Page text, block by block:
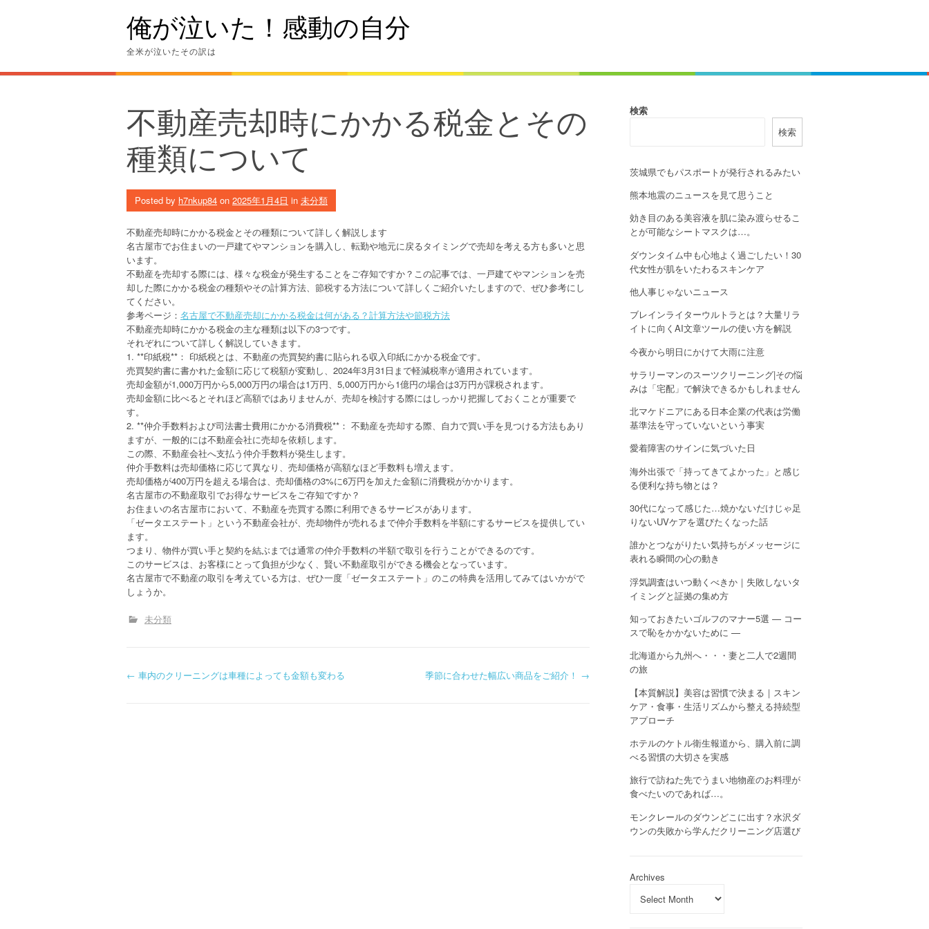
俺が泣いた！感動の自分
全米が泣いたその訳は
不動産売却時にかかる税金とその
種類について
Posted by h7nkup84 on 2025年1月4日 in 未分類
不動産売却時にかかる税金とその種類について詳しく解説します
名古屋市でお住まいの一戸建てやマンションを購入し、転勤や地元に戻るタイミングで売却を考える方も多いと思
います。
不動産を売却する際には、様々な税金が発生することをご存知ですか？この記事では、一戸建てやマンションを売
却した際にかかる税金の種類やその計算方法、節税する方法について詳しくご紹介いたしますので、ぜひ参考にし
てください。
参考ページ： 名古屋で不動産売却にかかる税金は何がある？計算方法や節税方法
不動産売却時にかかる税金の主な種類は以下の3つです。
それぞれについて詳しく解説していきます。
1. **印紙税**： 印紙税とは、不動産の売買契約書に貼られる収入印紙にかかる税金です。
売買契約書に書かれた金額に応じて税額が変動し、2024年3月31日まで軽減税率が適用されています。
売却金額が1,000万円から5,000万円の場合は1万円、5,000万円から1億円の場合は3万円が課税されます。
売却金額に比べるとそれほど高額ではありませんが、売却を検討する際にはしっかり把握しておくことが重要で
す。
2. **仲介手数料および司法書士費用にかかる消費税**： 不動産を売却する際、自力で買い手を見つける方法もあり
ますが、一般的には不動産会社に売却を依頼します。
この際、不動産会社へ支払う仲介手数料が発生します。
仲介手数料は売却価格に応じて異なり、売却価格が高額なほど手数料も増えます。
売却価格が400万円を超える場合は、売却価格の3%に6万円を加えた金額に消費税がかかります。
名古屋市の不動産取引でお得なサービスをご存知ですか？
お住まいの名古屋市において、不動産を売買する際に利用できるサービスがあります。
「ゼータエステート」という不動産会社が、売却物件が売れるまで仲介手数料を半額にするサービスを提供してい
ます。
つまり、物件が買い手と契約を結ぶまでは通常の仲介手数料の半額で取引を行うことができるのです。
このサービスは、お客様にとって負担が少なく、賢い不動産取引ができる機会となっています。
名古屋市で不動産の取引を考えている方は、ぜひ一度「ゼータエステート」のこの特典を活用してみてはいかがで
しょうか。
未分類
P
← 車内のクリーニングは車種によっても金額も変わる 季節に合わせた幅広い商品をご紹介！ →
検索
検索
茨城県でもパスポートが発行されるみたい
熊本地震のニュースを見て思うこと
効き目のある美容液を肌に染み渡らせるこ
とが可能なシートマスクは…。
ダウンタイム中も心地よく過ごしたい！30
代女性が肌をいたわるスキンケア
他人事じゃないニュース
ブレインライターウルトラとは？大量リラ
イトに向くAI文章ツールの使い方を解説
今夜から明日にかけて大雨に注意
サラリーマンのスーツクリーニング|その悩
みは「宅配」で解決できるかもしれません
北マケドニアにある日本企業の代表は労働
基準法を守っていないという事実
愛着障害のサインに気づいた日
海外出張で「持ってきてよかった」と感じ
る便利な持ち物とは？
30代になって感じた…焼かないだけじゃ足
りないUVケアを選びたくなった話
誰かとつながりたい気持ちがメッセージに
表れる瞬間の心の動き
浮気調査はいつ動くべきか｜失敗しないタ
イミングと証拠の集め方
知っておきたいゴルフのマナー5選 — コー
スで恥をかかないために —
北海道から九州へ・・・妻と二人で2週間
の旅
【本質解説】美容は習慣で決まる｜スキン
ケア・食事・生活リズムから整える持続型
アプローチ
ホテルのケトル衛生報道から、購入前に調
べる習慣の大切さを実感
旅行で訪ねた先でうまい地物産のお料理が
食べたいのであれば…。
モンクレールのダウンどこに出す？水沢ダ
ウンの失敗から学んだクリーニング店選び
Archives